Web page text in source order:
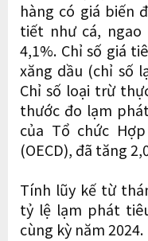
hàng có giá biến
tiết như cá, ngao
4,1%. Chỉ số giá
xăng dầu (chỉ số
Chỉ số loại trừ
thước đo lạm
của Tổ chức
(OECD), đã tăng
Tính lũy kế từ
tỷ lệ lạm phát
cùng kỳ năm 2024.